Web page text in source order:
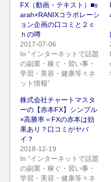
FX（動画・テキスト）■s
arah×RANIXコラボレーシ
ョン企画の口コミと２ｃ
ｈの噂
2017-07-06
In “インターネットで話題
の副業・稼ぐ・習い事・
学習・美容・健康等々ネ
ット情報”
株式会社チャートマスタ
ーの【赤本FX】シンプル
×高勝率＝FXの赤本は効
果あり？口コミがヤバ
イ？
2018-12-19
In “インターネットで話題
の副業・稼ぐ・習い事・
学習・美容・健康等々ネ